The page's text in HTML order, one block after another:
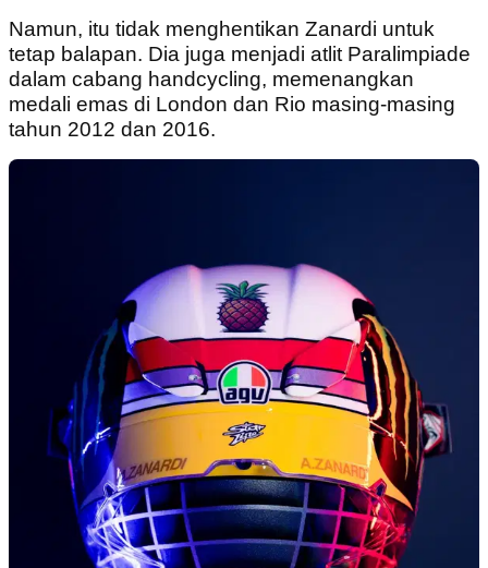
Namun, itu tidak menghentikan Zanardi untuk
tetap balapan. Dia juga menjadi atlit Paralimpiade
dalam cabang handcycling, memenangkan
medali emas di London dan Rio masing-masing
tahun 2012 dan 2016.